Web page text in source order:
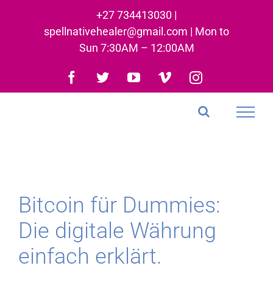
+27 734413030 |
spellnativehealer@gmail.com | Mon to
Sun 7:30AM – 12:00AM
Facebook
TwitterYouTubeVimeoInstagram
Bitcoin für Dummies:
Die digitale Währung
einfach erklärt.